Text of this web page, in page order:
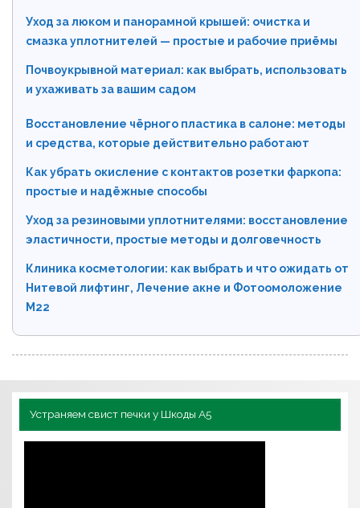
Уход за люком и панорамной крышей: очистка и
смазка уплотнителей — простые и рабочие приёмы
Почвоукрывной материал: как выбрать, использовать
и ухаживать за вашим садом
Восстановление чёрного пластика в салоне: методы
и средства, которые действительно работают
Как убрать окисление с контактов розетки фаркопа:
простые и надёжные способы
Уход за резиновыми уплотнителями: восстановление
эластичности, простые методы и долговечность
Клиника косметологии: как выбрать и что ожидать от
Нитевой лифтинг, Лечение акне и Фотоомоложение
М22
Устраняем свист печки у Шкоды А5